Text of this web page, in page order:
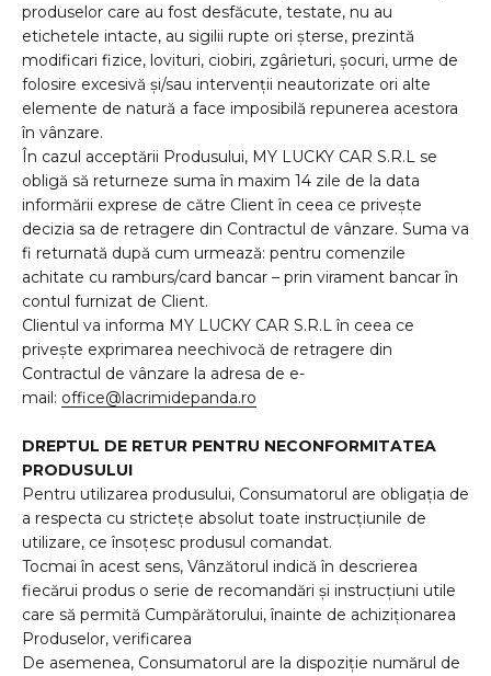
produselor care au fost desfăcute, testate, nu au
etichetele intacte, au sigilii rupte ori șterse, prezintă
modificari fizice, lovituri, ciobiri, zgârieturi, șocuri, urme de
folosire excesivă și/sau intervenții neautorizate ori alte
elemente de natură a face imposibilă repunerea acestora
în vânzare.
În cazul acceptării Produsului, MY LUCKY CAR S.R.L se
obligă să returneze suma în maxim 14 zile de la data
informării exprese de către Client în ceea ce privește
decizia sa de retragere din Contractul de vânzare. Suma va
fi returnată după cum urmează: pentru comenzile
achitate cu ramburs/card bancar – prin virament bancar în
contul furnizat de Client.
Clientul va informa MY LUCKY CAR S.R.L în ceea ce
privește exprimarea neechivocă de retragere din
Contractul de vânzare la adresa de e-
mail: office@lacrimidepanda.ro
DREPTUL DE RETUR PENTRU NECONFORMITATEA
PRODUSULUI
Pentru utilizarea produsului, Consumatorul are obligația de
a respecta cu strictețe absolut toate instrucțiunile de
utilizare, ce însoțesc produsul comandat.
Tocmai în acest sens, Vânzătorul indică în descrierea
fiecărui produs o serie de recomandări și instrucțiuni utile
care să permită Cumpărătorului, înainte de achiziționarea
Produselor, verificarea
De asemenea, Consumatorul are la dispoziție numărul de